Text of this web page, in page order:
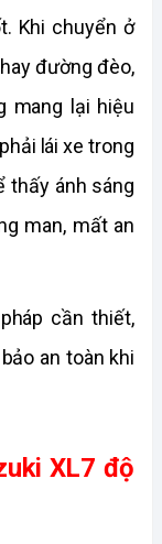
Khi chuyển ở
đường đèo,
mang lại hiệu
lái xe trong
thấy ánh sáng
man, mất an
cần thiết,
an toàn khi
XL7 độ